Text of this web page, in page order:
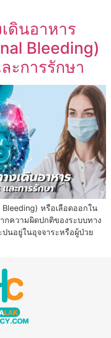
ดินอาหาร
Bleeding)
ะการรักษา
หรือเลือดออกใน
กความผิดปกติของระบบทาง
นอยู่ในอุจจาระหรือผู้ป่วย